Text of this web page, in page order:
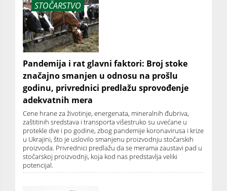
STOČARSTVO
Pandemija i rat glavni faktori: Broj stoke
značajno smanjen u odnosu na prošlu
godinu, privrednici predlažu sprovođenje
adekvatnih mera
Cene hrane za životinje, energenata, mineralnih đubriva,
zaštitinih sredstava i transporta višestruko su uvećane u
protekle dve i po godine, zbog pandemije koronavirusa i krize
u Ukrajini, što je uslovilo smanjenu proizvodnju stočarskih
proizvoda. Privrednici predlažu da se merama zaustavi pad u
stočarskoj proizvodnji, koja kod nas predstavlja veliki
potencijal.